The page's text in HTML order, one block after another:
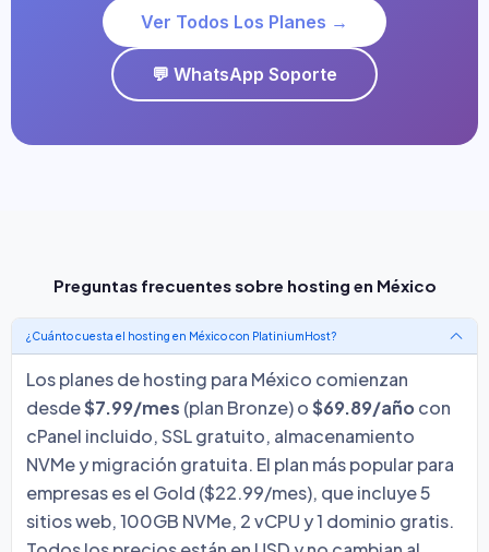
Ver Todos Los Planes →
💬 WhatsApp Soporte
Preguntas frecuentes sobre hosting en México
¿Cuánto cuesta el hosting en México con PlatiniumHost?
Los planes de hosting para México comienzan
desde$7.99/mes (plan Bronze) o$69.89/añocon
cPanel incluido, SSL gratuito, almacenamiento
NVMe y migración gratuita. El plan más popular para
empresas es el Gold ($22.99/mes), que incluye 5
sitios web, 100GB NVMe, 2 vCPU y 1 dominio gratis.